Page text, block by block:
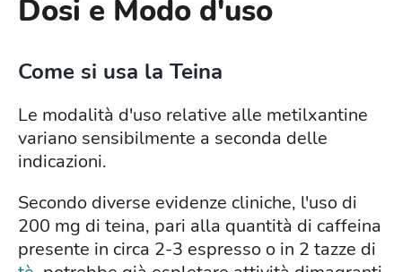
Dosi e Modo d'uso
Come si usa la Teina
Le modalità d'uso relative alle metilxantine
variano sensibilmente a seconda delle
indicazioni.
Secondo diverse evidenze cliniche, l'uso di
200 mg di teina, pari alla quantità di caffeina
presente in circa 2-3 espresso o in 2 tazze di